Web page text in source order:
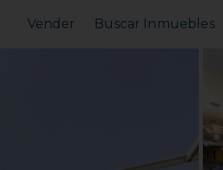
Vender Buscar Inmuebles